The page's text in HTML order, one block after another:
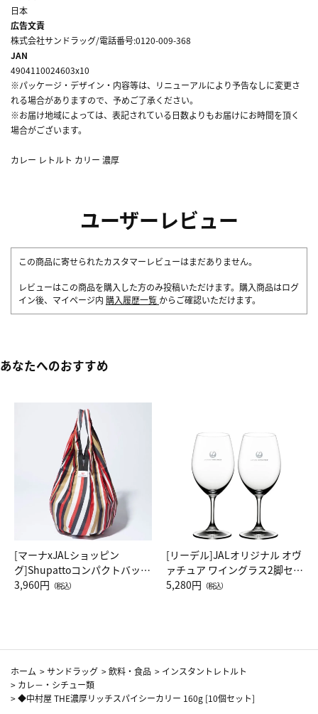
日本
広告文責
株式会社サンドラッグ/電話番号:0120-009-368
JAN
4904110024603x10
※パッケージ・デザイン・内容等は、リニューアルにより予告なしに変更さ
れる場合がありますので、予めご了承ください。
※お届け地域によっては、表記されている日数よりもお届けにお時間を頂く
場合がございます。
カレー レトルト カリー 濃厚
ユーザーレビュー
この商品に寄せられたカスタマーレビューはまだありません。
レビューはこの商品を購入した方のみ投稿いただけます。購入商品はログ
イン後、マイページ内 購入履歴一覧 からご確認いただけます。
あなたへのおすすめ
[マーナxJALショッピン
グ]Shupattoコンパクトバッグ
Drop JAL客室乗務員（LC）ス
3,960円 （税込）
[リーデル]JALオリジナル オヴ
ァチュア ワイングラス2脚セッ
ト（レッドワイン）
5,280円 （税込）
ホーム >サンドラッグ >飲料・食品 > インスタントレトルト
> カレ－・シチュー類
>◆中村屋 THE濃厚リッチスパイシーカリー 160g [10個セット]